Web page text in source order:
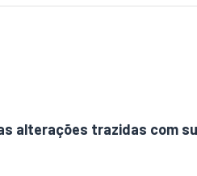
alterações trazidas com